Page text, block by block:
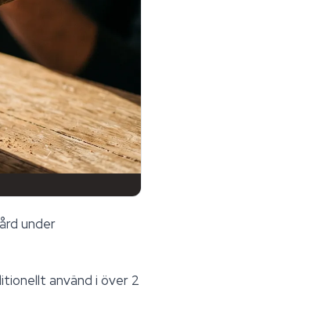
under
använd i över 2